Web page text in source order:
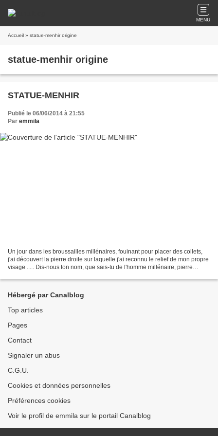
MENU
Accueil » statue-menhir origine
statue-menhir origine
STATUE-MENHIR
Publié le 06/06/2014 à 21:55
Par emmila
Un jour dans les broussailles millénaires, fouinant pour placer des collets,
j'ai découvert la pierre droite sur laquelle j'ai reconnu le relief de mon propre
visage ..... Dis-nous ton nom, que sais-tu de l'homme millénaire, pierre
Hébergé par Canalblog
Top articles
Pages
Contact
Signaler un abus
C.G.U.
Cookies et données personnelles
Préférences cookies
Voir le profil de emmila sur le portail Canalblog